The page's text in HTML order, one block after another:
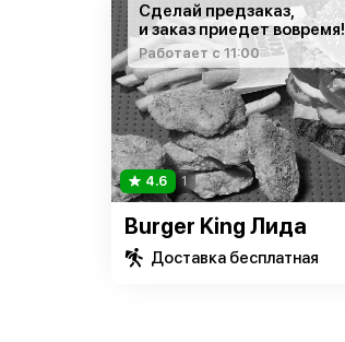
Сделай предзаказ,
и заказ приедет вовремя!
Работает с 11:00
4.6 1
Burger King Лида
Доставка бесплатная